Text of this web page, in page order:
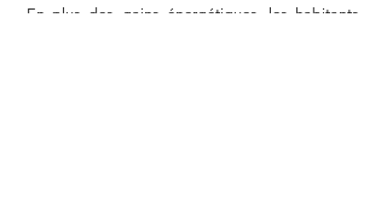
En plus des gains énergétiques, les habitants